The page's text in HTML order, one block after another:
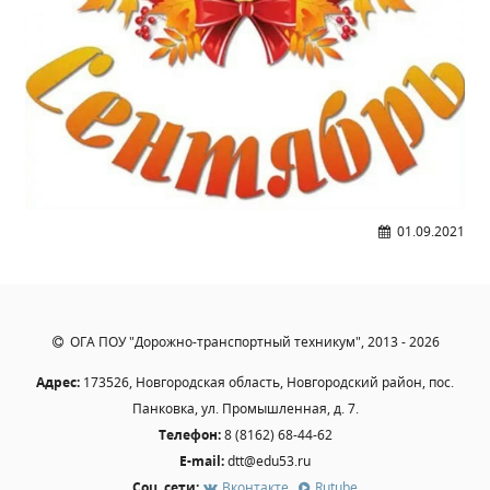
Студенческий совет
Студенческий спортивный клуб
МЕТОДИЧЕСКАЯ РАБОТА
В помощь педагогам и мастерам ПО
Министерство науки и высшего образования
Главное управление по контролю за оборотом
01.09.2021
ОГА ПОУ "Дорожно-транспортный техникум", 2013 - 2026
Адрес: 173526, Новгородская область, Новгородский район, пос.
Панковка, ул. Промышленная, д. 7.
Телефон:8 (8162) 68-44-62
E-mail:dtt@edu53.ru